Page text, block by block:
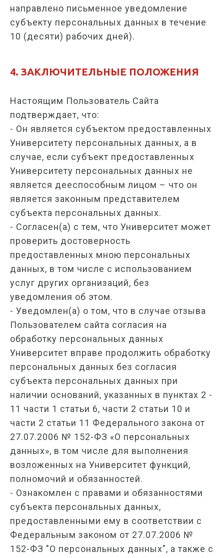
направлено письменное уведомление
субъекту персональных данных в течение
10 (десяти) рабочих дней).
4. ЗАКЛЮЧИТЕЛЬНЫЕ ПОЛОЖЕНИЯ
Настоящим Пользователь Сайта
подтверждает, что:
- Он является субъектом предоставленных
Университету персональных данных, а в
случае, если субъект предоставленных
Университету персональных данных не
является дееспособным лицом – что он
является законным представителем
субъекта персональных данных.
- Согласен(а) с тем, что Университет может
проверить достоверность
предоставленных мною персональных
данных, в том числе с использованием
услуг других организаций, без
уведомления об этом.
- Уведомлен(а) о том, что в случае отзыва
Пользователем сайта согласия на
обработку персональных данных
Университет вправе продолжить обработку
персональных данных без согласия
субъекта персональных данных при
наличии оснований, указанных в пунктах 2 -
11 части 1 статьи 6, части 2 статьи 10 и
части 2 статьи 11 Федерального закона от
27.07.2006 № 152-ФЗ «О персональных
данных», в том числе для выполнения
возложенных на Университет функций,
полномочий и обязанностей.
- Ознакомлен с правами и обязанностями
субъекта персональных данных,
предоставленными ему в соответствии с
Федеральным законом от 27.07.2006 №
152-ФЗ "О персональных данных", а также с